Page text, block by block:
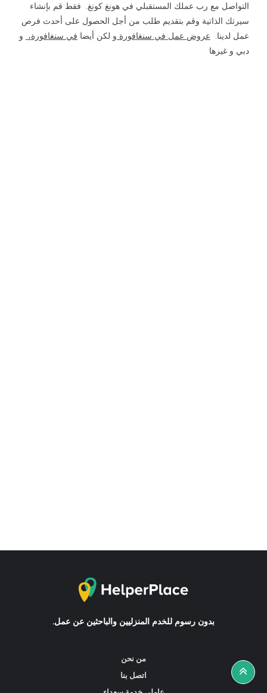
التواصل مع رب عملك المستقبلي في هونغ كونغ. فقط قم بإنشاء
سيرتك الذاتية وقم بتقديم طلب من أجل الحصول على أحدث فرص
عمل لدينا. عروض عمل في سنغافورة و لكن أيضا في سنغافورة، و
دبي و غيرها
بدون رسوم للخدم المنزليين والباحثين عن عمل.
من نحن
اتصل بنا